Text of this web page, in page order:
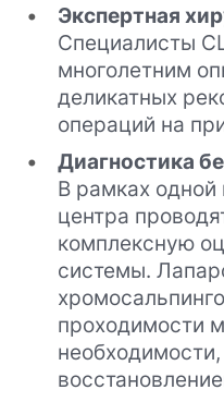
Экспертная
Специалисты
многолетним
деликатных
операций на
Диагностика
В рамках
центра
комплексную
системы.
проходимости